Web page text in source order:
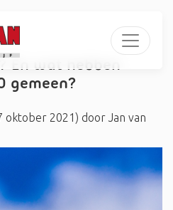
En wat hebben
gemeen?
oktober 2021) door Jan van